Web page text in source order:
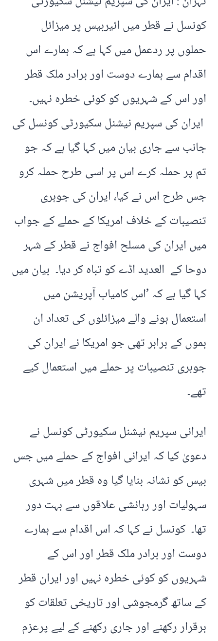
کونسل نے قطر میں ائیربیس پر میزائل
حملوں پر ردعمل میں کہا ہے کہ ہمارے اس
اقدام سے ہمارے دوست اور برادر ملک قطر
اور اس کے شہریوں کو کوئی خطرہ نہیں۔
ایران کی سپریم نیشنل سکیورٹی کونسل کی
جانب سے جاری بیان میں کہا گیا ہے کہ جو
تم پر حملہ کرے اس پر اسی طرح حملہ کرو
جس طرح اس نے کیا، ایران کی جوہری
تنصیبات کے خلاف امریکا کے حملے کے جواب
میں ایران کی مسلح افواج نے قطر کے شہر
دوحا کے العدید اڈے کو تباہ کر دیا۔ بیان میں
کہا گیا ہے کہ ’اس کامیاب آپریشن میں
استعمال ہونے والے میزائلوں کی تعداد ان
بموں کے برابر تھی جو امریکا نے ایران کی
جوہری تنصیبات پر حملے میں استعمال کیے
تھے۔
ایرانی سپریم نیشنل سکیورٹی کونسل نے
دعویٰ کیا کہ ایرانی افواج کے حملے میں جس
بیس کو نشانہ بنایا گیا وہ قطر میں شہری
سہولیات اور رہائشی علاقوں سے بہت دور
تھا۔ کونسل نے کہا کہ اس اقدام سے ہمارے
دوست اور برادر ملک قطر اور اس کے
شہریوں کو کوئی خطرہ نہیں اور ایران قطر
کے ساتھ گرمجوشی اور تاریخی تعلقات کو
برقرار رکھنے اور جاری رکھنے کے لیے پرعزم